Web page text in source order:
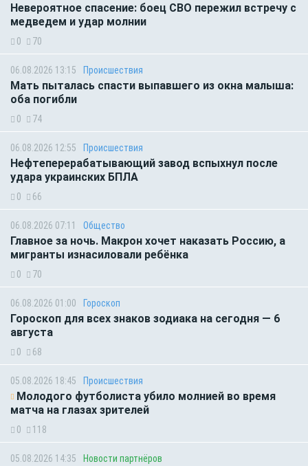
Невероятное спасение: боец СВО пережил встречу с
медведем и удар молнии
0 70
06.08.2026 13:15 Происшествия
Мать пыталась спасти выпавшего из окна малыша:
оба погибли
0 74
06.08.2026 12:55 Происшествия
Нефтеперерабатывающий завод вспыхнул после
удара украинских БПЛА
0 66
06.08.2026 07:11 Общество
Главное за ночь. Макрон хочет наказать Россию, а
мигранты изнасиловали ребёнка
0 70
06.08.2026 01:00 Гороскоп
Гороскоп для всех знаков зодиака на сегодня — 6
августа
0 68
05.08.2026 18:45 Происшествия
Молодого футболиста убило молнией во время
матча на глазах зрителей
0 118
05.08.2026 14:35 Новости партнёров